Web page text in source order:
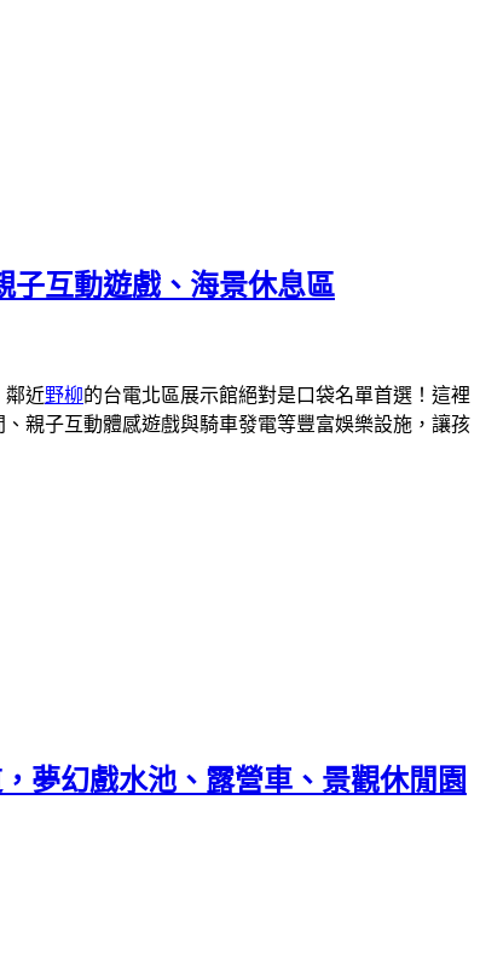
子互動遊戲、海景休息區
鄰近野柳的台電北區展示館絕對是口袋名單首選！這裡
親子互動體感遊戲與騎車發電等豐富娛樂設施，讓孩
夢幻戲水池、露營車、景觀休閒園